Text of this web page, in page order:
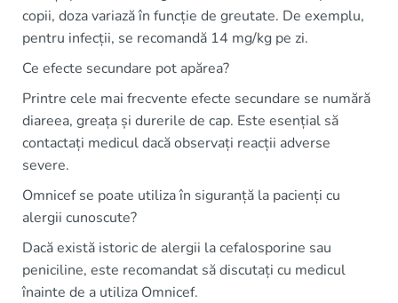
copii, doza variază în funcție de greutate. De exemplu,
pentru infecții, se recomandă 14 mg/kg pe zi.
Ce efecte secundare pot apărea?
Printre cele mai frecvente efecte secundare se numără
diareea, greața și durerile de cap. Este esențial să
contactați medicul dacă observați reacții adverse
severe.
Omnicef se poate utiliza în siguranță la pacienți cu
alergii cunoscute?
Dacă există istoric de alergii la cefalosporine sau
peniciline, este recomandat să discutați cu medicul
înainte de a utiliza Omnicef.